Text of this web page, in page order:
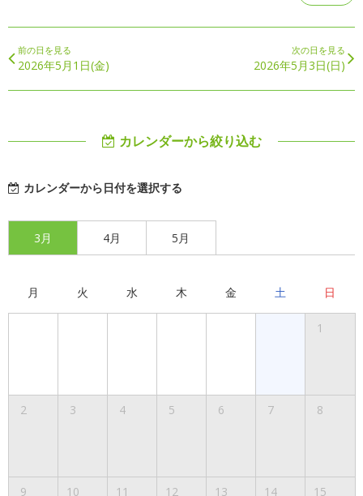
前の日を見る
2026年5月1日(金)
次の日を見る
2026年5月3日(日)
カレンダーから絞り込む
カレンダーから日付を選択する
3月 4月 5月
月 火 水 木 金 土 日
1
2 3 4 5 6 7 8
9 10 11 12 13 14 15